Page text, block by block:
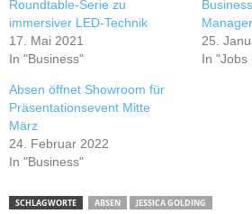
Roundtable-Serie zu
immersiver LED-Technik
17. Mai 2021
In "Business"
Manager
25.
In "Jobs
Absen öffnet Showroom für
Präsentationsevent Mitte
März
24. Februar 2022
In "Business"
SCHLAGWORTE ABSEN JESSICA GOLDING